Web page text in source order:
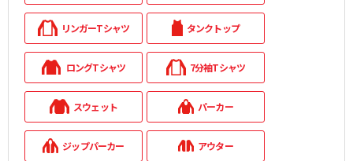
リンガーTシャツ タンクトップ
ロングTシャツ 7分袖Tシャツ
スウェット パーカー
ジップパーカー アウター